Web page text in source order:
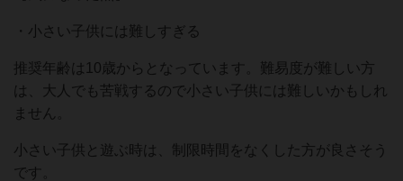
・小さい子供には難しすぎる
推奨年齢は10歳からとなっています。難易度が難しい方
は、大人でも苦戦するので小さい子供には難しいかもしれ
ません。
小さい子供と遊ぶ時は、制限時間をなくした方が良さそう
です。